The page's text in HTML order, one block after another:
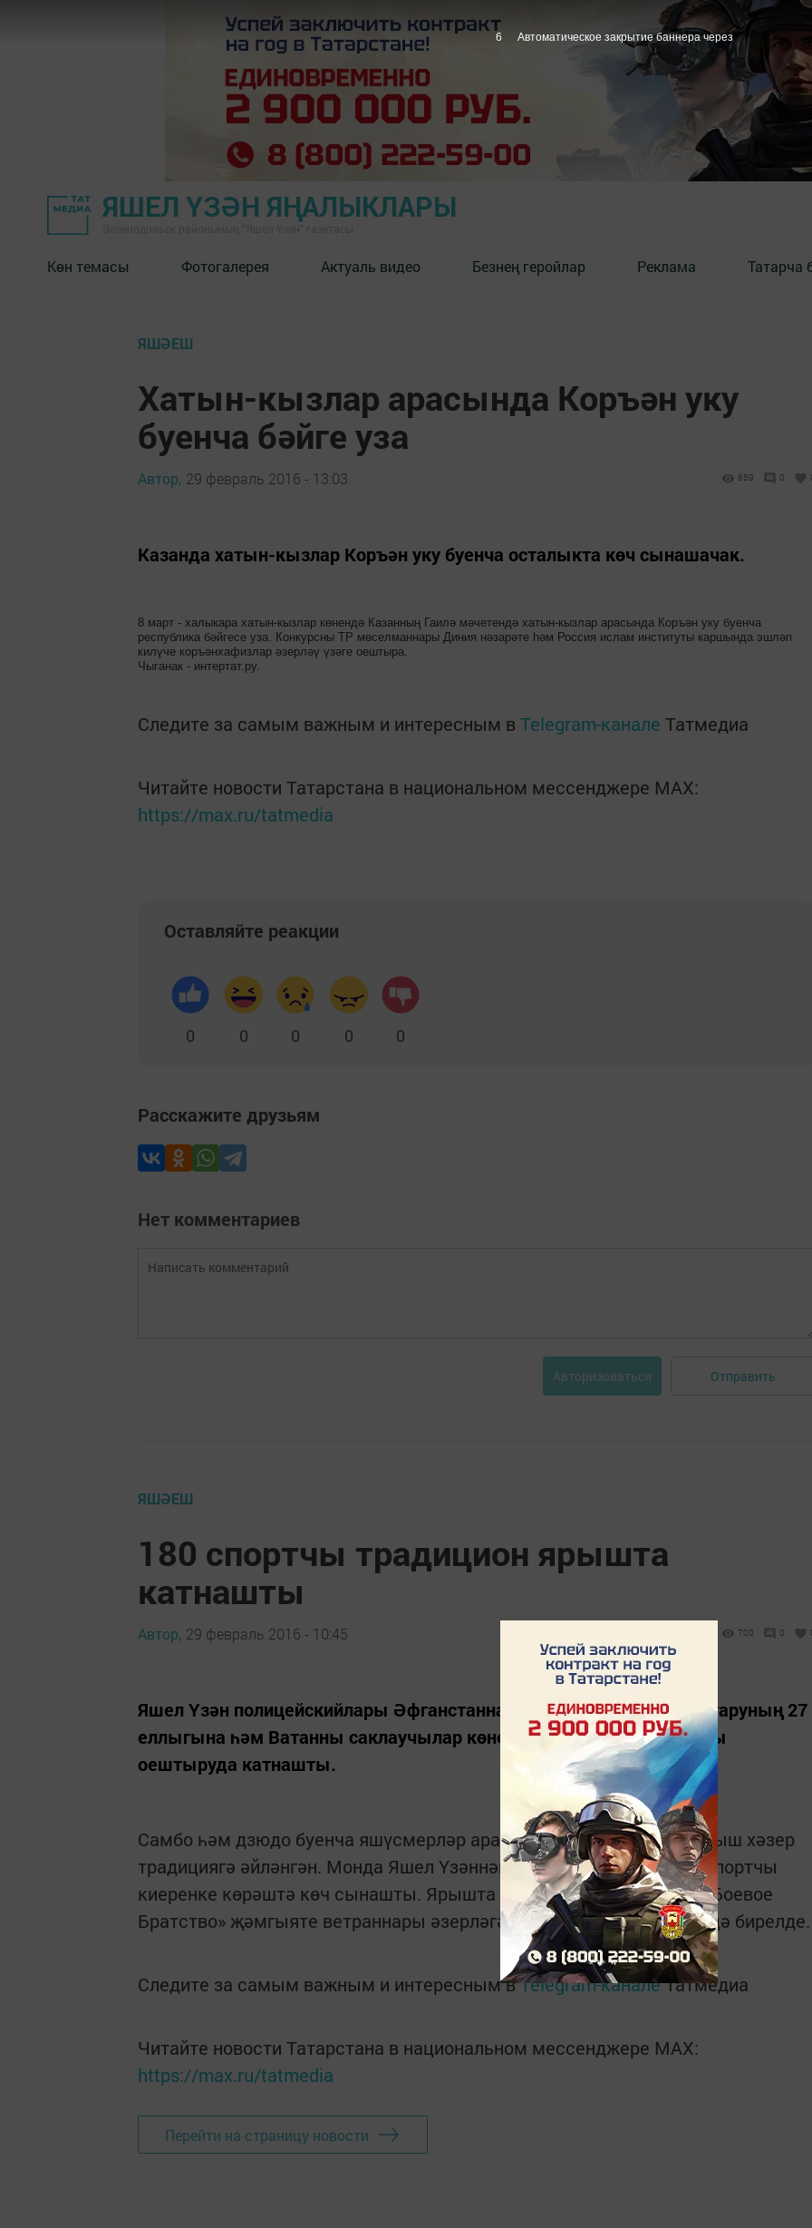
ЯШЕЛ ҮЗӘН ЯҢАЛЫКЛАРЫ
Көн темасы Фотогалерея Актуаль видео Безнең геройлар Реклама Татарча
ЯШӘЕШ
Хатын-кызлар арасында Коръән уку
буенча бәйге уза
Автор, 29 февраль 2016 - 13:03 659 0
Казанда хатын-кызлар Коръән уку буенча осталыкта көч сынашачак.
8 март - халыкара хатын-кызлар көнендә Казанның Гаилә мәчетендә хатын-кызлар арасында Коръән уку буенча
республика бәйгесе уза. Конкурсны ТР мөселманнары Диния нәзарәте һәм Россия ислам институты каршында эшләп
килүче коръәнхафизлар әзерләү үзәге оештыра.
Чыганак - интертат.ру.
Следите за самым важным и интересным в Telegram-канале Татмедиа
Читайте новости Татарстана в национальном мессенджере MАХ:
https://max.ru/tatmedia
Оставляйте реакции
0 0 0 0 0
Расскажите друзьям
Нет комментариев
Авторизоваться Отправить
ЯШӘЕШ
180 спортчы традицион ярышта
катнашты
Автор, 29 февраль 2016 - 10:45 700 0
Яшел Үзән полицейскийлары Әфганстаннан Совет гаскәрләрен чыгаруның 27
еллыгына һәм Ватанны саклаучылар көненә багышланган ярышны
оештыруда катнашты.
Самбо һәм дзюдо буенча яшүсмерләр арасында уздырылган бу ярыш хәзер
традициягә әйләнгән. Монда Яшел Үзәннән һәм Марий-Элдан 180 спортчы
киеренке көрәштә көч сынашты. Ярышта җиңүчеләргә районның «Боевое
Братство» җәмгыяте ветраннары әзерләгән кыйммәтле бүләкләр дә бирелде.
Следите за самым важным и интересным вTelegram-каналеТатмедиа
Читайте новости Татарстана в национальном мессенджере MАХ:
https://max.ru/tatmedia
Перейти на страницу новости
5 Автоматическое закрытие баннера через